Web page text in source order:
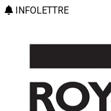
INFOLETTRE